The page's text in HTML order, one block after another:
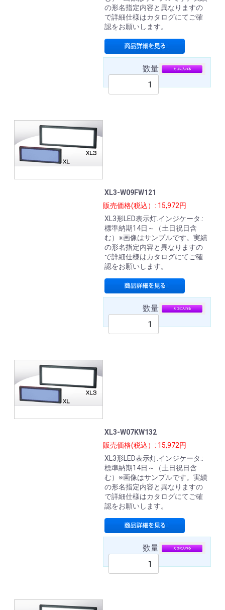
の形名指定内容と異なりますの
で詳細仕様はカタログにてご確
認をお願いします。
数量
XL3-W09FW121
販売価格(税込）: 15,972円
XL3形LED表示灯.インジケータ.:
標準納期14日～（土日祝日含
む）※画像はサンプルです。実績
の形名指定内容と異なりますの
で詳細仕様はカタログにてご確
認をお願いします。
数量
XL3-W07KW132
販売価格(税込）: 15,972円
XL3形LED表示灯.インジケータ.:
標準納期14日～（土日祝日含
む）※画像はサンプルです。実績
の形名指定内容と異なりますの
で詳細仕様はカタログにてご確
認をお願いします。
数量